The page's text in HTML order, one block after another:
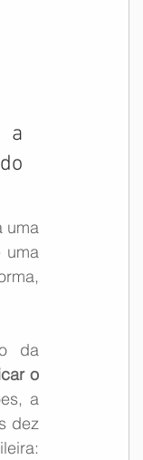
a
uma
uma
da
o
a
dez